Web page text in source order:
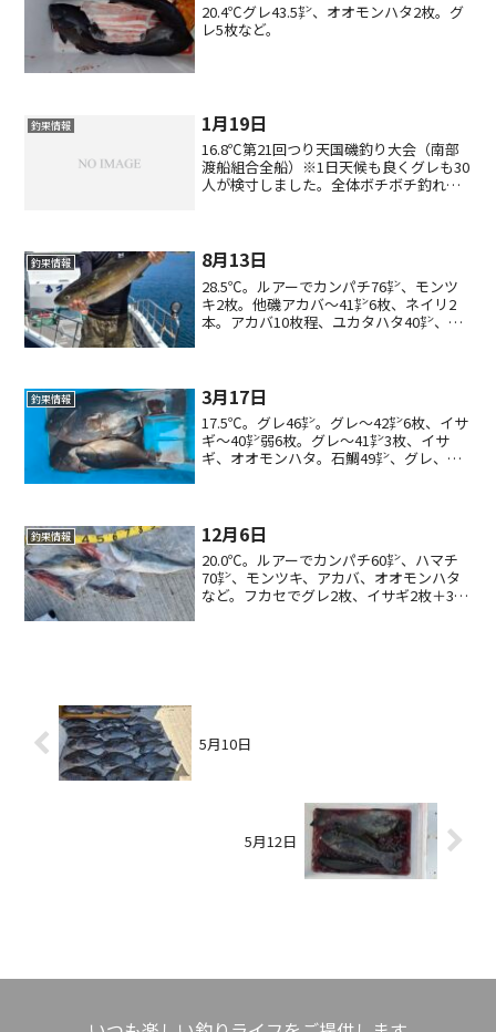
20.4℃グレ43.5㌢、オオモンハタ2枚。グ
レ5枚など。
釣果情報 1月19日
16.8℃第21回つり天国磯釣り大会（南部
渡船組合全船）※1日天候も良くグレも30
人が検寸しました。全体ボチボチ釣れて
釣果情報 8月13日
28.5℃。ルアーでカンパチ76㌢、モンツ
キ2枚。他磯アカバ〜41㌢6枚、ネイリ2
本。アカバ10枚程、ユカタハタ40㌢、オ
釣果情報 3月17日
17.5℃。グレ46㌢。グレ〜42㌢6枚、イサ
ギ〜40㌢弱6枚。グレ〜41㌢3枚、イサ
ギ、オオモンハタ。石鯛49㌢、グレ、オ
釣果情報 12月6日
20.0℃。ルアーでカンパチ60㌢、ハマチ
70㌢、モンツキ、アカバ、オオモンハタ
など。フカセでグレ2枚、イサギ2枚＋3
5月10日
5月12日